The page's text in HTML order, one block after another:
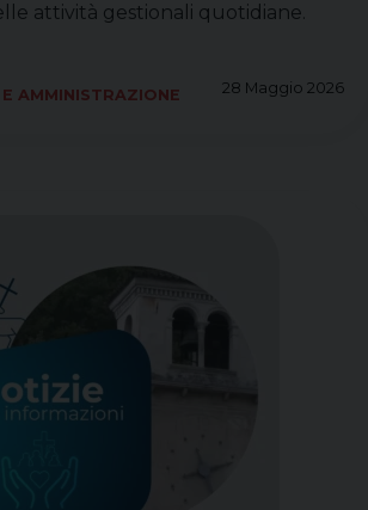
attività gestionali quotidiane.
28 Maggio 2026
AMMINISTRAZIONE